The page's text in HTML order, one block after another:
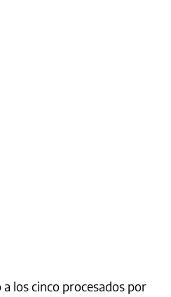
los cinco procesados por